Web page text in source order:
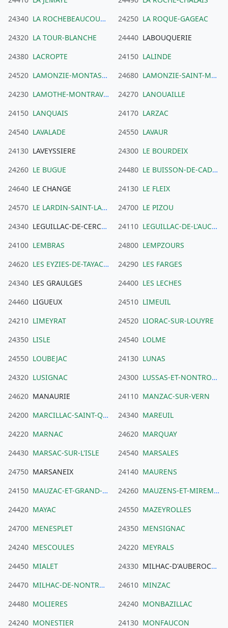
24340 LA ROCHEBEAUCOURT-ET-ARGENTINE 24250 LA ROQUE-GAGEAC
24320 LA TOUR-BLANCHE 24440 LABOUQUERIE
24380 LACROPTE 24150 LALINDE
24520 LAMONZIE-MONTASTRUC 24680 LAMONZIE-SAINT-MARTIN
24230 LAMOTHE-MONTRAVEL 24270 LANOUAILLE
24150 LANQUAIS 24170 LARZAC
24540 LAVALADE 24550 LAVAUR
24130 LAVEYSSIERE 24300 LE BOURDEIX
24260 LE BUGUE 24480 LE BUISSON-DE-CADOUIN
24640 LE CHANGE 24130 LE FLEIX
24570 LE LARDIN-SAINT-LAZARE 24700 LE PIZOU
24340 LEGUILLAC-DE-CERCLES 24110 LEGUILLAC-DE-L'AUCHE
24100 LEMBRAS 24800 LEMPZOURS
24620 LES EYZIES-DE-TAYAC-SIREUIL 24290 LES FARGES
24340 LES GRAULGES 24400 LES LECHES
24460 LIGUEUX 24510 LIMEUIL
24210 LIMEYRAT 24520 LIORAC-SUR-LOUYRE
24350 LISLE 24540 LOLME
24550 LOUBEJAC 24130 LUNAS
24320 LUSIGNAC 24300 LUSSAS-ET-NONTRONNEAU
24620 MANAURIE 24110 MANZAC-SUR-VERN
24200 MARCILLAC-SAINT-QUENTIN 24340 MAREUIL
24220 MARNAC 24620 MARQUAY
24430 MARSAC-SUR-L'ISLE 24540 MARSALES
24750 MARSANEIX 24140 MAURENS
24150 MAUZAC-ET-GRAND-CASTANG 24260 MAUZENS-ET-MIREMONT
24420 MAYAC 24550 MAZEYROLLES
24700 MENESPLET 24350 MENSIGNAC
24240 MESCOULES 24220 MEYRALS
24450 MIALET 24330 MILHAC-D'AUBEROCHE
24470 MILHAC-DE-NONTRON 24610 MINZAC
24480 MOLIERES 24240 MONBAZILLAC
24240 MONESTIER 24130 MONFAUCON